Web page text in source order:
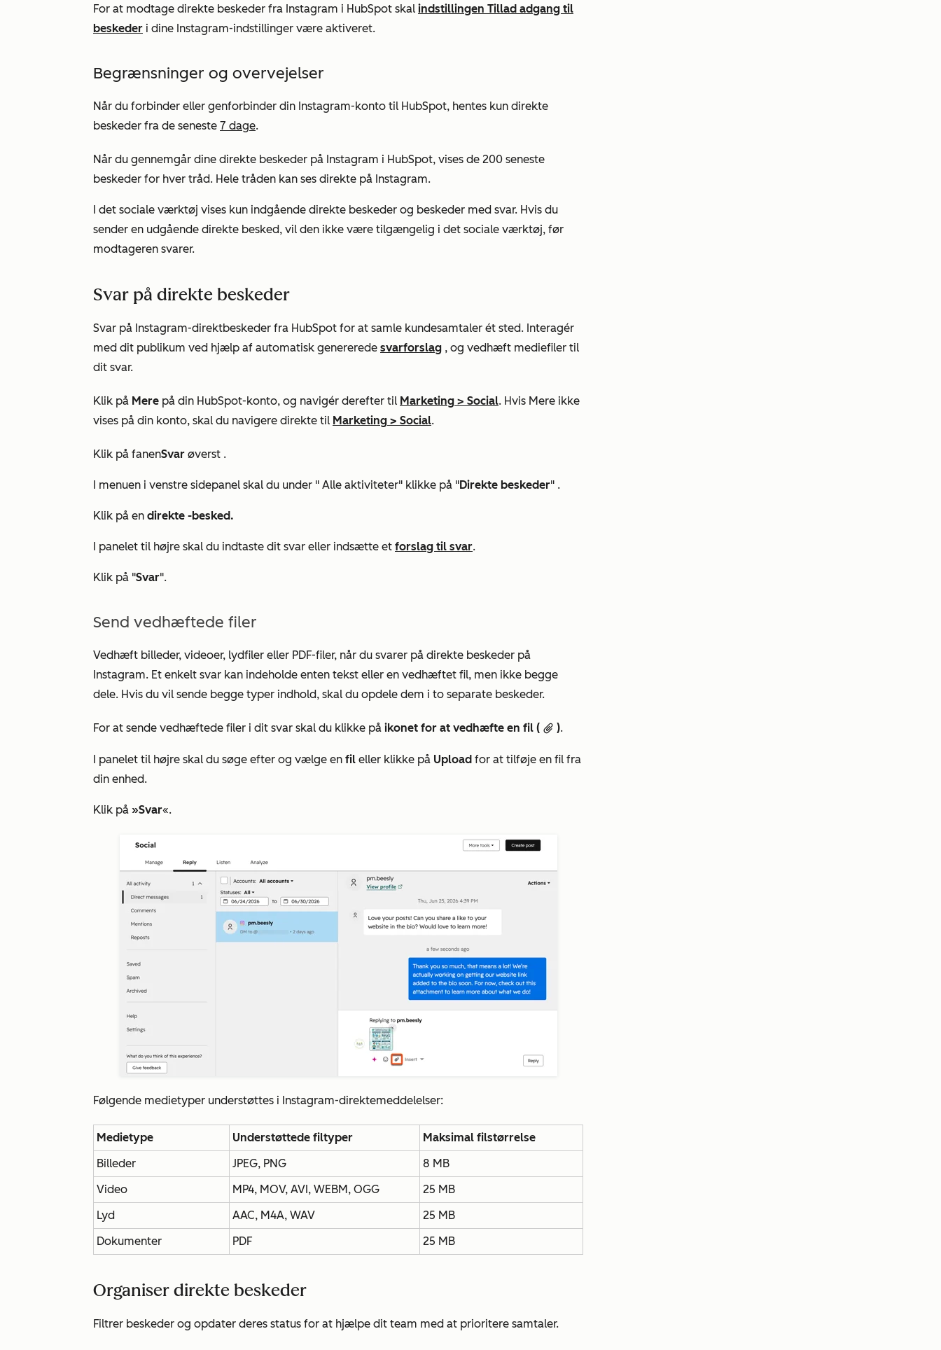
For at modtage direkte beskeder fra Instagram i HubSpot skal indstillingen Tillad adgang til
beskeder i dine Instagram-indstillinger være aktiveret.
Begrænsninger og overvejelser
Når du forbinder eller genforbinder din Instagram-konto til HubSpot, hentes kun direkte
beskeder fra de seneste 7 dage.
Når du gennemgår dine direkte beskeder på Instagram i HubSpot, vises de 200 seneste
beskeder for hver tråd. Hele tråden kan ses direkte på Instagram.
I det sociale værktøj vises kun indgående direkte beskeder og beskeder med svar. Hvis du
sender en udgående direkte besked, vil den ikke være tilgængelig i det sociale værktøj, før
modtageren svarer.
Svar på direkte beskeder
Svar på Instagram-direktbeskeder fra HubSpot for at samle kundesamtaler ét sted. Interagér
med dit publikum ved hjælp af automatisk genererede svarforslag , og vedhæft mediefiler til
dit svar.
Klik på Mere på din HubSpot-konto, og navigér derefter til Marketing > Social. Hvis Mere ikke
vises på din konto, skal du navigere direkte til Marketing > Social.
Klik på fanenSvar øverst .
I menuen i venstre sidepanel skal du under " Alle aktiviteter" klikke på "Direkte beskeder" .
Klik på en direkte -besked.
I panelet til højre skal du indtaste dit svar eller indsætte et forslag til svar.
Klik på "Svar".
Send vedhæftede filer
Vedhæft billeder, videoer, lydfiler eller PDF-filer, når du svarer på direkte beskeder på
Instagram. Et enkelt svar kan indeholde enten tekst eller en vedhæftet fil, men ikke begge
dele. Hvis du vil sende begge typer indhold, skal du opdele dem i to separate beskeder.
For at sende vedhæftede filer i dit svar skal du klikke på ikonet for at vedhæfte en fil ( attach ).
I panelet til højre skal du søge efter og vælge en fil eller klikke på Upload for at tilføje en fil fra
din enhed.
Klik på »Svar«.
Følgende medietyper understøttes i Instagram-direktemeddelelser:
Medietype Understøttede filtyper
Maksimal filstørrelse
Billeder
JPEG, PNG
8 MB
Video
MP4, MOV, AVI, WEBM, OGG
25 MB
Lyd
AAC, M4A, WAV
25 MB
Dokumenter
PDF 25 MB
Organiser direkte beskeder
Filtrer beskeder og opdater deres status for at hjælpe dit team med at prioritere samtaler.